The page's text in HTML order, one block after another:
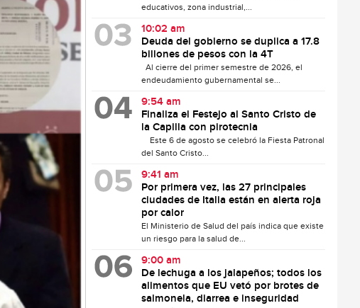
educativos, zona industrial,...
10:02 am
Deuda del gobierno se duplica a 17.8
billones de pesos con la 4T
Al cierre del primer semestre de 2026, el
endeudamiento gubernamental se...
9:54 am
Finaliza el Festejo al Santo Cristo de
la Capilla con pirotecnia
Este 6 de agosto se celebró la Fiesta Patronal
del Santo Cristo...
9:41 am
Por primera vez, las 27 principales
ciudades de Italia están en alerta roja
por calor
El Ministerio de Salud del país indica que existe
un riesgo para la salud de...
9:00 am
De lechuga a los jalapeños; todos los
alimentos que EU vetó por brotes de
salmonela, diarrea e inseguridad